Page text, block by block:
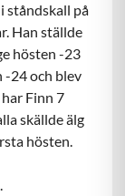
ståndskall på
Han ställde
hösten -23
-24 och blev
Finn 7
skällde älg
hösten.